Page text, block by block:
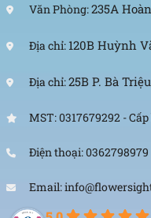
Văn Phòng:235A
Địa chỉ: 120B Huỳnh
Địa chỉ:25B P. Bà
MST: 0317679292 -
Điện thoại: 0362798979
Email: